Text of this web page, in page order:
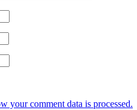
your comment data is processed.